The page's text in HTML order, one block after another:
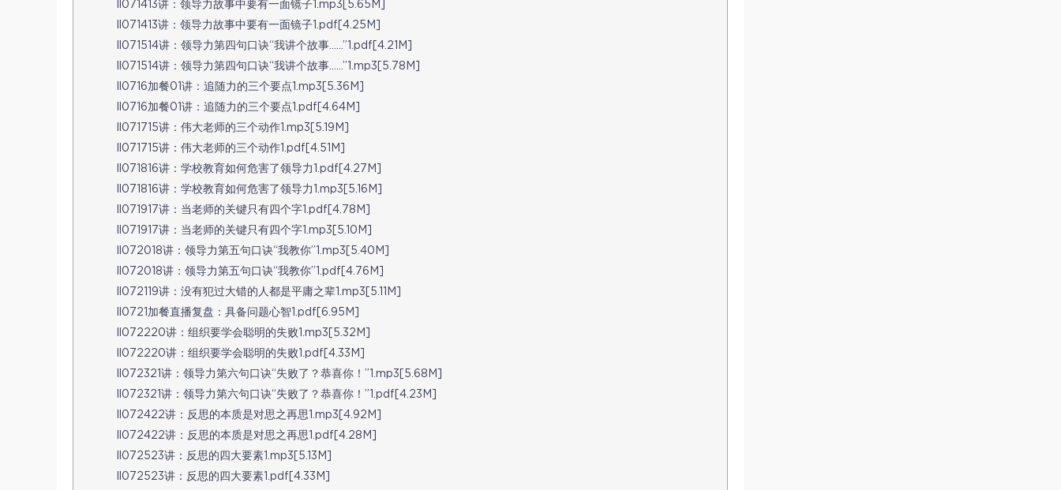
ll071413讲：领导力故事中要有一面镜子1.mp3[5.65M]
ll071413讲：领导力故事中要有一面镜子1.pdf[4.25M]
ll071514讲：领导力第四句口诀“我讲个故事……”1.pdf[4.21M]
ll071514讲：领导力第四句口诀“我讲个故事……”1.mp3[5.78M]
ll0716加餐01讲：追随力的三个要点1.mp3[5.36M]
ll0716加餐01讲：追随力的三个要点1.pdf[4.64M]
ll071715讲：伟大老师的三个动作1.mp3[5.19M]
ll071715讲：伟大老师的三个动作1.pdf[4.51M]
ll071816讲：学校教育如何危害了领导力1.pdf[4.27M]
ll071816讲：学校教育如何危害了领导力1.mp3[5.16M]
ll071917讲：当老师的关键只有四个字1.pdf[4.78M]
ll071917讲：当老师的关键只有四个字1.mp3[5.10M]
ll072018讲：领导力第五句口诀“我教你”1.mp3[5.40M]
ll072018讲：领导力第五句口诀“我教你”1.pdf[4.76M]
ll072119讲：没有犯过大错的人都是平庸之辈1.mp3[5.11M]
ll0721加餐直播复盘：具备问题心智1.pdf[6.95M]
ll072220讲：组织要学会聪明的失败1.mp3[5.32M]
ll072220讲：组织要学会聪明的失败1.pdf[4.33M]
ll072321讲：领导力第六句口诀“失败了？恭喜你！”1.mp3[5.68M]
ll072321讲：领导力第六句口诀“失败了？恭喜你！”1.pdf[4.23M]
ll072422讲：反思的本质是对思之再思1.mp3[4.92M]
ll072422讲：反思的本质是对思之再思1.pdf[4.28M]
ll072523讲：反思的四大要素1.mp3[5.13M]
ll072523讲：反思的四大要素1.pdf[4.33M]